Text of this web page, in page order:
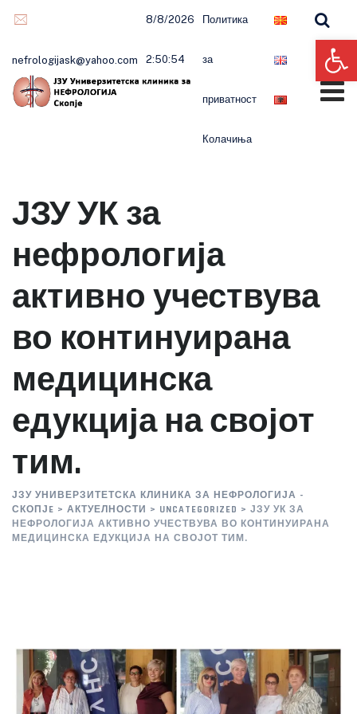
nefrologijask@yahoo.com
8/8/2026
2:50:54
Политика
за
приватност
Колачиња
ЈЗУ УК за
нефрологија
активно учествува
во континуирана
медицинска
едукција на својот
тим.
ЈЗУ УНИВЕРЗИТЕТСКА КЛИНИКА ЗА НЕФРОЛОГИЈА -
СКОПЈE > АКТУЕЛНОСТИ > UNCATEGORIZED > ЈЗУ УК ЗА
НЕФРОЛОГИЈА АКТИВНО УЧЕСТВУВА ВО КОНТИНУИРАНА
МЕДИЦИНСКА ЕДУКЦИЈА НА СВОЈОТ ТИМ.